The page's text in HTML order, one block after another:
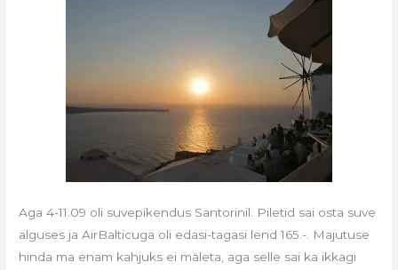
Aga 4-11.09 oli suvepikendus Santorinil. Piletid sai osta suve
alguses ja AirBalticuga oli edasi-tagasi lend 165.-. Majutuse
hinda ma enam kahjuks ei mäleta, aga selle sai ka ikkagi